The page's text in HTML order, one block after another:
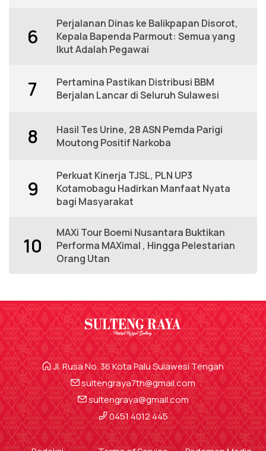
6
Perjalanan Dinas ke Balikpapan Disorot,
Kepala Bapenda Parmout: Semua yang
Ikut Adalah Pegawai
7
Pertamina Pastikan Distribusi BBM
Berjalan Lancar di Seluruh Sulawesi
8
Hasil Tes Urine, 28 ASN Pemda Parigi
Moutong Positif Narkoba
9
Perkuat Kinerja TJSL, PLN UP3
Kotamobagu Hadirkan Manfaat Nyata
bagi Masyarakat
10
MAXi Tour Boemi Nusantara Buktikan
Performa MAXimal , Hingga Pelestarian
Orang Utan
Jl. Rusa No. 36 Kota Palu Sulawesi Tengah
sultengraya7th@gmail.com
sultengraya@gmail.com
0451 4012 445